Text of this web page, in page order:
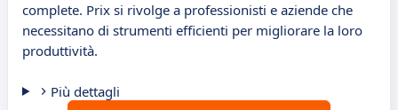
complete. Prix si rivolge a professionisti e aziende che
necessitano di strumenti efficienti per migliorare la loro
produttività.
Più dettagli